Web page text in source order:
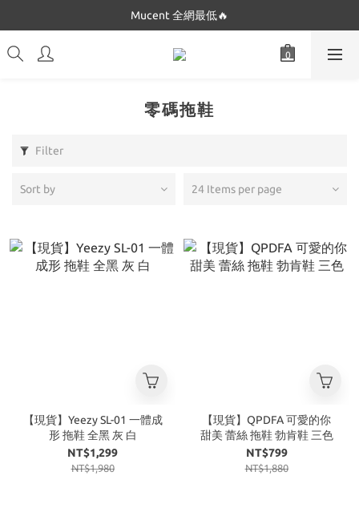
Dickies 最低只要$5XX!!
Mucent 全網最低🔥
Dickies 最低只要$5XX!!
零碼拖鞋
Filter
Sort by 24 Items per page
【現貨】Yeezy SL-01 一體成
形 拖鞋 全黑 灰 白
NT$1,299
NT$1,980
【現貨】QPDFA 可愛的你
甜美 蕾絲 拖鞋 勃肯鞋 三色
NT$799
NT$1,880